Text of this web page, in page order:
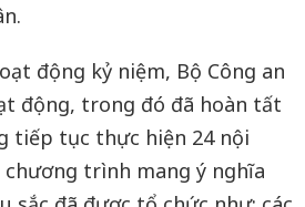
động kỷ niệm, Bộ Công an
động, trong đó đã hoàn tất
tiếp tục thực hiện 24 nội
chương trình mang ý nghĩa